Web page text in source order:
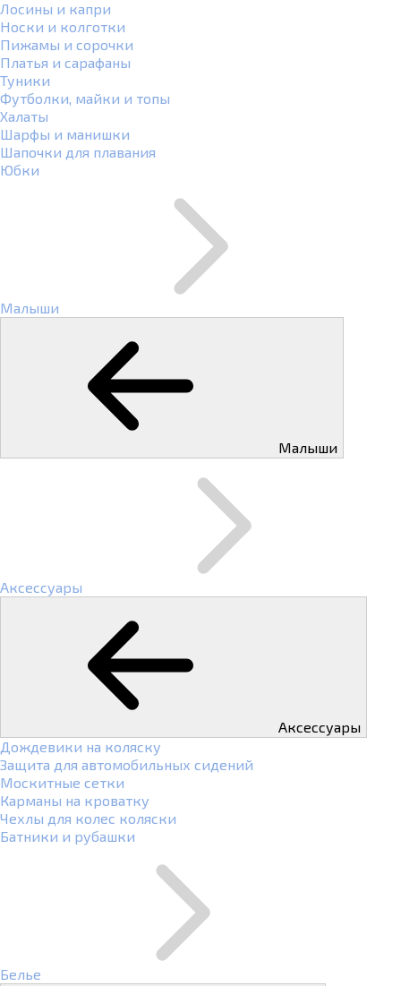
Лосины и капри
Носки и колготки
Пижамы и сорочки
Платья и сарафаны
Туники
Футболки, майки и топы
Халаты
Шарфы и манишки
Шапочки для плавания
Юбки
Малыши
Малыши
Аксессуары
Аксессуары
Дождевики на коляску
Защита для автомобильных сидений
Москитные сетки
Карманы на кроватку
Чехлы для колес коляски
Батники и рубашки
Белье